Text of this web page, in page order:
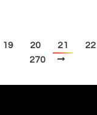
19 20 21 22
270